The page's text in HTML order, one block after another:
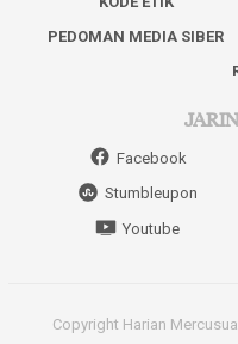
PEDOMAN MEDIA SIBER
Facebook
Stumbleupon
Youtube
Copyright Harian